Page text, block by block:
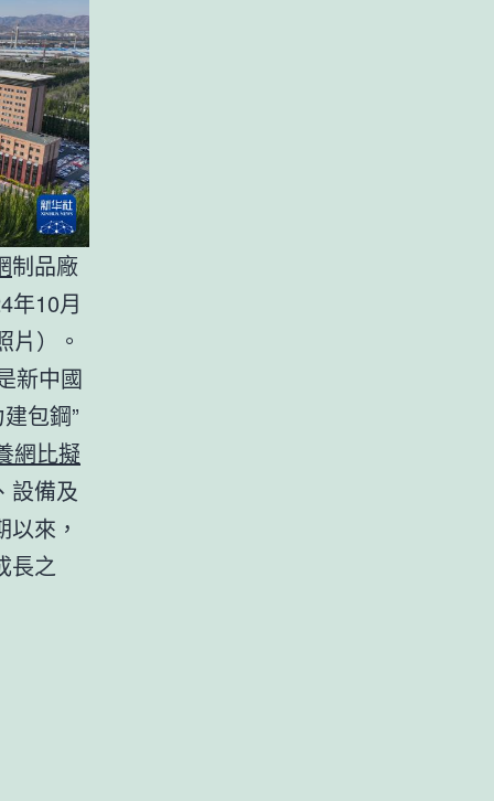
制品廠
年10月
片）。
新中國
包鋼”
網比擬
設備及
來，
長之